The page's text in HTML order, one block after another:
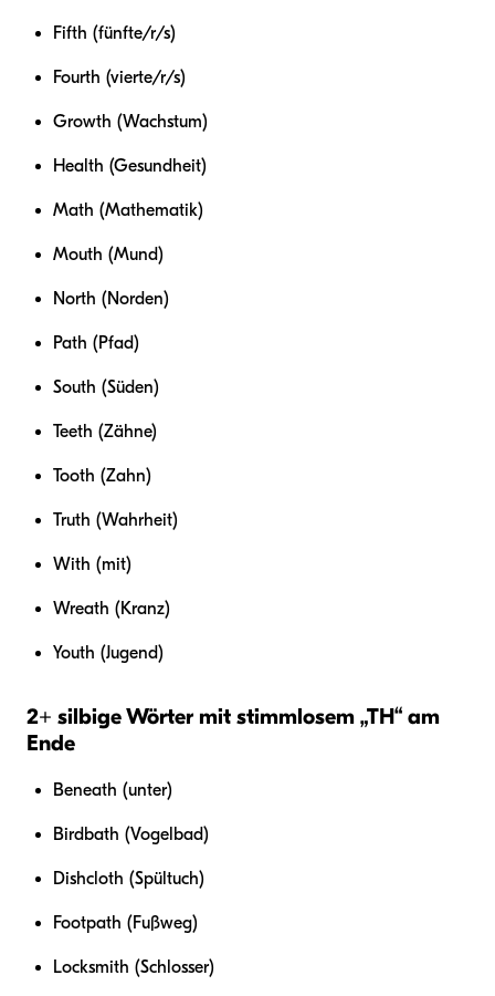
Fifth (fünfte/r/s)
Fourth (vierte/r/s)
Growth (Wachstum)
Health (Gesundheit)
Math (Mathematik)
Mouth (Mund)
North (Norden)
Path (Pfad)
South (Süden)
Teeth (Zähne)
Tooth (Zahn)
Truth (Wahrheit)
With (mit)
Wreath (Kranz)
Youth (Jugend)
2+ silbige Wörter mit stimmlosem „TH“ am
Ende
Beneath (unter)
Birdbath (Vogelbad)
Dishcloth (Spültuch)
Footpath (Fußweg)
Locksmith (Schlosser)